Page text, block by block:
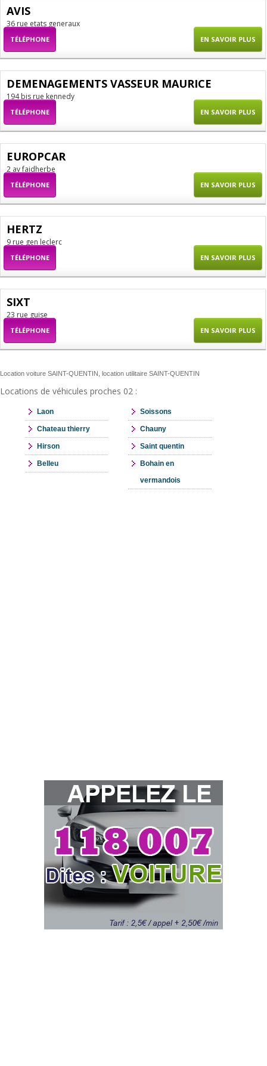
AVIS
36 rue etats generaux
TÉLÉPHONE EN SAVOIR PLUS
DEMENAGEMENTS VASSEUR MAURICE
194 bis rue kennedy
TÉLÉPHONE EN SAVOIR PLUS
EUROPCAR
2 av faidherbe
TÉLÉPHONE EN SAVOIR PLUS
HERTZ
9 rue gen leclerc
TÉLÉPHONE EN SAVOIR PLUS
SIXT
23 rue guise
TÉLÉPHONE EN SAVOIR PLUS
Location voiture SAINT-QUENTIN, location utilitaire SAINT-QUENTIN
Locations de véhicules proches 02 :
Laon Soissons
Chateau thierry Chauny
Hirson Saint quentin
Belleu
Bohain en
vermandois